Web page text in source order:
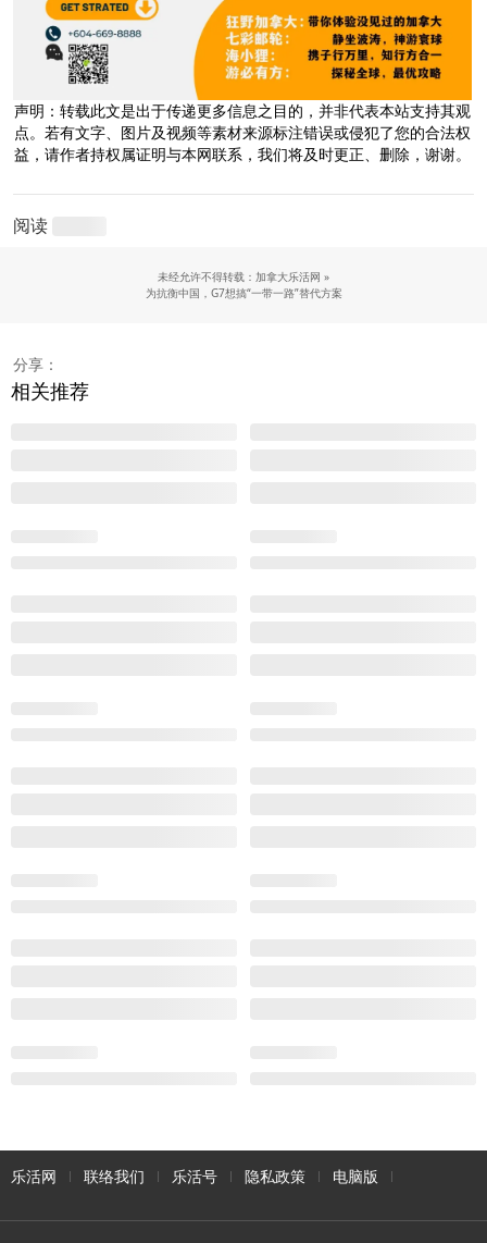
声明：转载此文是出于传递更多信息之目的，并非代表本站支持其观
点。若有文字、图片及视频等素材来源标注错误或侵犯了您的合法权
益，请作者持权属证明与本网联系，我们将及时更正、删除，谢谢。
阅读
未经允许不得转载：加拿大乐活网 »
为抗衡中国，G7想搞“一带一路”替代方案
分享：
相关推荐
乐活网 联络我们 乐活号 隐私政策 电脑版